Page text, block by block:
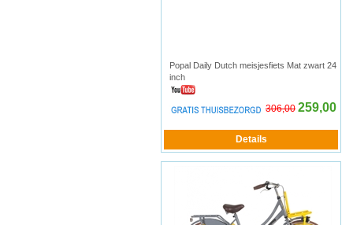
Popal Daily Dutch meisjesfiets Mat zwart 24
inch
306,00 259,00